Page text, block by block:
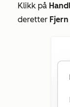
Klikk på
deretter